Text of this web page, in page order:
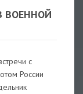
ВОЕННОЙ
с
России